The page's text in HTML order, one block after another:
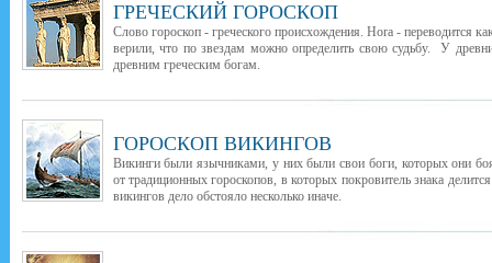
ГРЕЧЕСКИЙ ГОРОСКОП
Слово гороскоп - греческого происхождения. Hora - переводится
верили, что по звездам можно определить свою судьбу. У
древним греческим богам.
ГОРОСКОП ВИКИНГОВ
Викинги были язычниками, у них были свои боги, которых они
от традиционных гороскопов, в которых покровитель знака
викингов дело обстояло несколько иначе.